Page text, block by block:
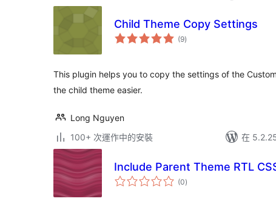
Child Theme Copy Settings
(9總
評)
This plugin helps you to copy the settings of the
the child theme easier.
Long Nguyen
100+ 次運作中的安裝
在
Include Parent Theme RTL
(0總
評)